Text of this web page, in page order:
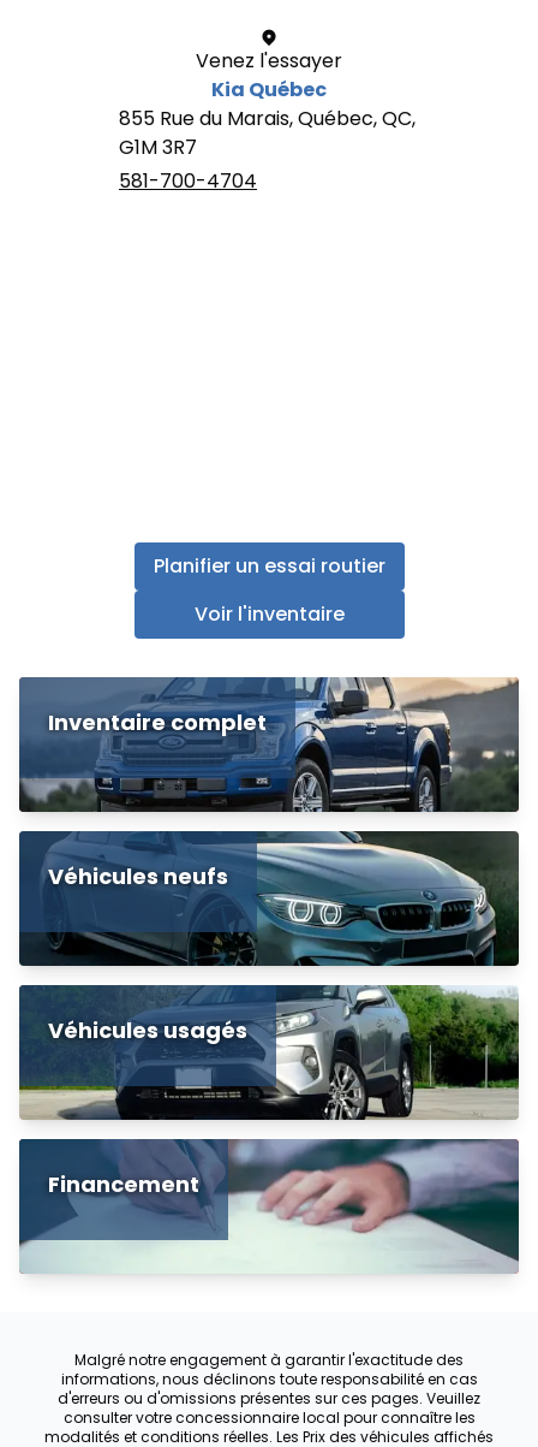
Venez l'essayer
Kia Québec
855 Rue du Marais, Québec, QC,
G1M 3R7
581-700-4704
Planifier un essai routier
Voir l'inventaire
Inventaire complet
Véhicules neufs
Véhicules usagés
Financement
Malgré notre engagement à garantir l'exactitude des
informations, nous déclinons toute responsabilité en cas
d'erreurs ou d'omissions présentes sur ces pages. Veuillez
consulter votre concessionnaire local pour connaître les
modalités et conditions réelles. Les Prix des véhicules affichés